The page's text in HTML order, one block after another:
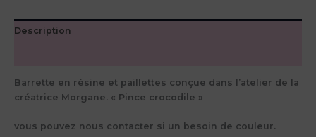
Description
Barrette en résine et paillettes conçue dans l’atelier de la
créatrice Morgane. « Pince crocodile »
vous pouvez nous contacter si un besoin de couleur.